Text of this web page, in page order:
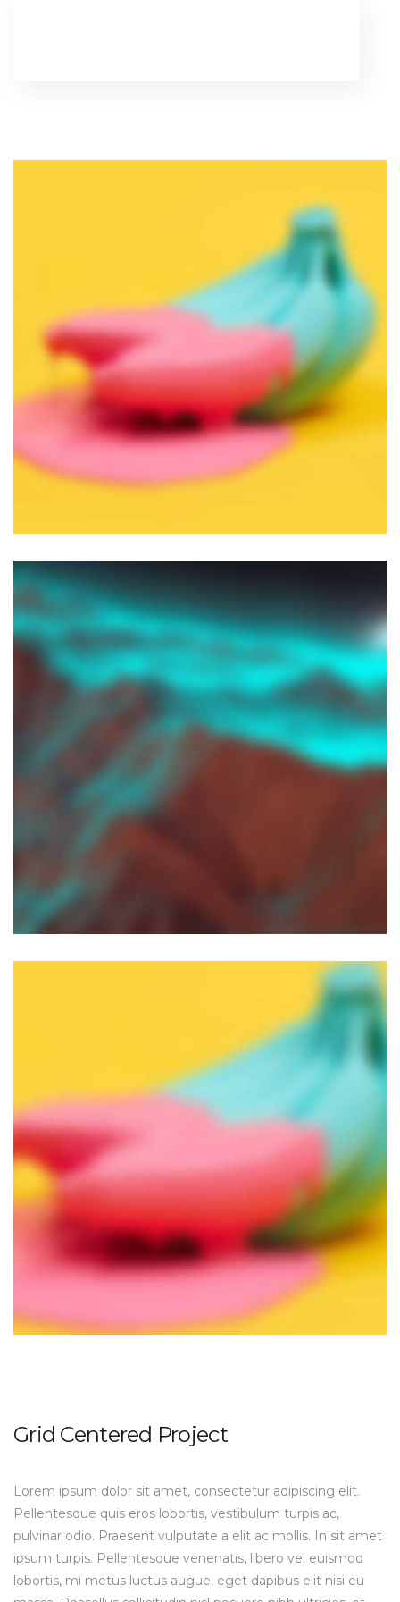
Grid Centered Project
Lorem ipsum dolor sit amet, consectetur adipiscing elit.
Pellentesque quis eros lobortis, vestibulum turpis ac,
pulvinar odio. Praesent vulputate a elit ac mollis. In sit amet
ipsum turpis. Pellentesque venenatis, libero vel euismod
lobortis, mi metus luctus augue, eget dapibus elit nisi eu